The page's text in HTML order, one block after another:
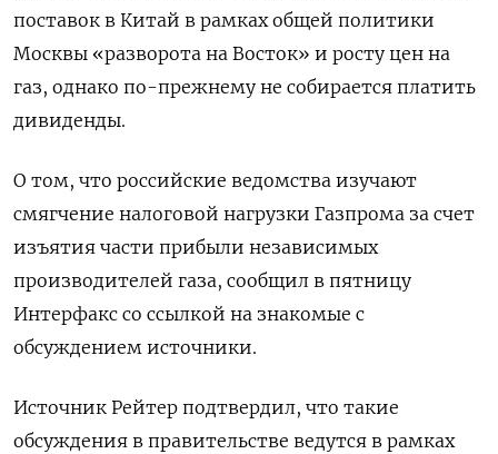
поставок в Китай в рамках общей политики
Москвы «разворота на Восток» и росту цен на
газ, однако по-прежнему не собирается платить
дивиденды.
О том, что российские ведомства изучают
смягчение налоговой нагрузки Газпрома за счет
изъятия части прибыли независимых
производителей газа, сообщил в пятницу
Интерфакс со ссылкой на знакомые с
обсуждением источники.
Источник Рейтер подтвердил, что такие
обсуждения в правительстве ведутся в рамках